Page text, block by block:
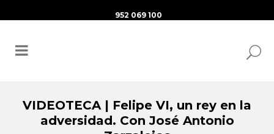
952 069 100
VIDEOTECA | Felipe VI, un rey en la
adversidad. Con José Antonio